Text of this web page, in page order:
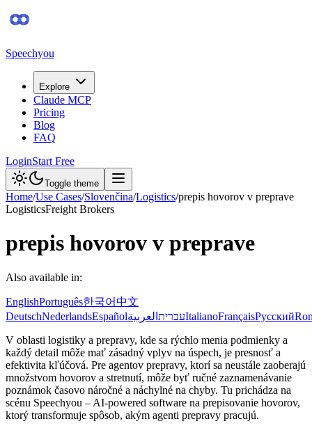
Speechyou
Explore
Claude MCP
Pricing
Blog
FAQ
LoginStart Free
Toggle theme
Home/Use Cases/Slovenčina/Logistics/prepis hovorov v preprave
LogisticsFreight Brokers
prepis hovorov v preprave
Also available in:
EnglishPortuguês한국어中文
DeutschNederlandsEspañol עברית العربية ItalianoFrançaisРусский
V oblasti logistiky a prepravy, kde sa rýchlo menia podmienky a
každý detail môže mať zásadný vplyv na úspech, je presnosť a
efektivita kľúčová. Pre agentov prepravy, ktorí sa neustále zaoberajú
množstvom hovorov a stretnutí, môže byť ručné zaznamenávanie
poznámok časovo náročné a náchylné na chyby. Tu prichádza na
scénu Speechyou – AI-powered software na prepisovanie hovorov,
ktorý transformuje spôsob, akým agenti prepravy pracujú.